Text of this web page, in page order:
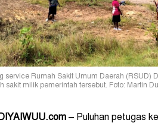
service Rumah Sakit Umum Daerah (RSUD)
sakit milik pemerintah tersebut. Foto: Martin
– Puluhan petugas